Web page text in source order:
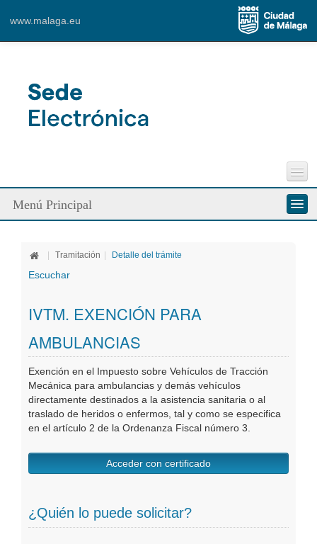
www.malaga.eu
Perfil del Contratante
Incidencias Vía Pública
Menú Principal
Ciudadanos
Oficinas Virtuales
Publicaciones
Tramitación Detalle del trámite
Escuchar
IVTM. EXENCIÓN PARA
AMBULANCIAS
Exención en el Impuesto sobre Vehículos de Tracción
Mecánica para ambulancias y demás vehículos
directamente destinados a la asistencia sanitaria o al
traslado de heridos o enfermos, tal y como se especifica
en el artículo 2 de la Ordenanza Fiscal número 3.
Acceder con certificado
¿Quién lo puede solicitar?